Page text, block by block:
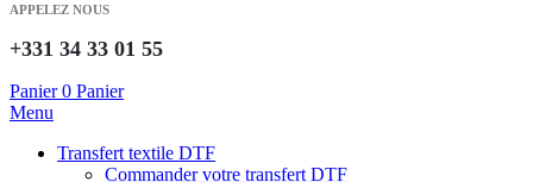
APPELEZ NOUS
+331 34 33 01 55
Panier 0 Panier
Menu
Transfert textile DTF
Commander votre transfert DTF